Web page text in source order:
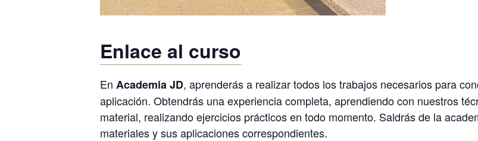
Enlace al curso
En Academia JD, aprenderás a realizar todos los trabajos necesarios para
aplicación. Obtendrás una experiencia completa, aprendiendo con nuestros
material, realizando ejercicios prácticos en todo momento. Saldrás de la
materiales y sus aplicaciones correspondientes.